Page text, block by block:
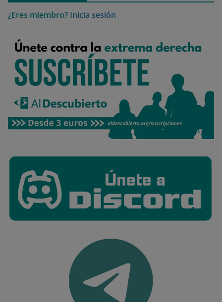
¿Eres miembro? Inicia sesión